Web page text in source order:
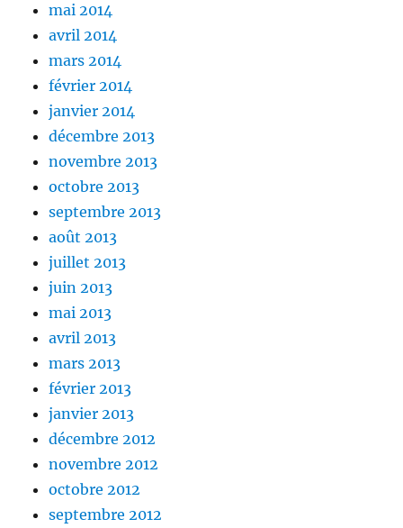
mai 2014
avril 2014
mars 2014
février 2014
janvier 2014
décembre 2013
novembre 2013
octobre 2013
septembre 2013
août 2013
juillet 2013
juin 2013
mai 2013
avril 2013
mars 2013
février 2013
janvier 2013
décembre 2012
novembre 2012
octobre 2012
septembre 2012